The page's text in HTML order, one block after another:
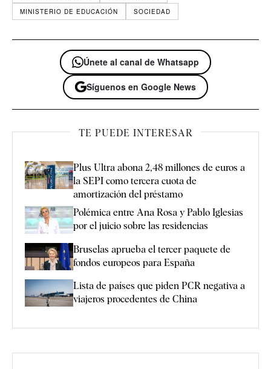
MINISTERIO DE EDUCACIÓN
SOCIEDAD
Únete al canal de Whatsapp
Síguenos en Google News
TE PUEDE INTERESAR
Plus Ultra abona 2,48 millones de euros a
la SEPI como tercera cuota de
amortización del préstamo
Polémica entre Ana Rosa y Pablo Iglesias
por el juicio sobre las residencias
Bruselas aprueba el tercer paquete de
fondos europeos para España
Lista de países que piden PCR negativa a
viajeros procedentes de China